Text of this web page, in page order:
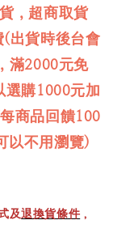
，超商取貨
(出貨時後台會
滿2000元免
選購1000元加
商品回饋100
以不用瀏覽)
及退換貨條件 ，